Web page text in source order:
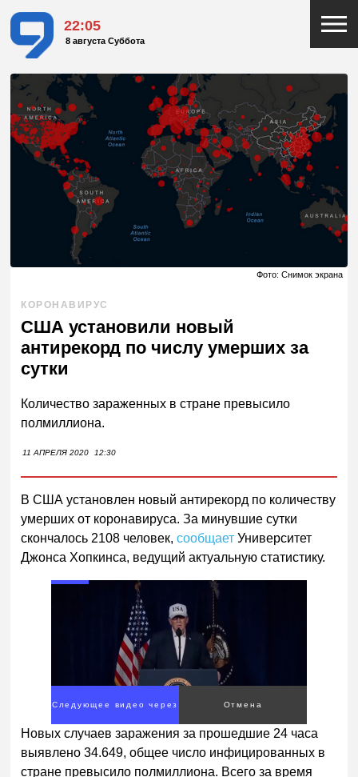
22:05
8 августа Суббота
Фото: Снимок экрана
КОРОНАВИРУС
США установили новый
антирекорд по числу умерших за
сутки
Количество зараженных в стране превысило
полмиллиона.
11 АПРЕЛЯ 2020 12:30
В США установлен новый антирекорд по количеству
умерших от коронавируса. За минувшие сутки
скончалось 2108 человек,сообщает Университет
Джонса Хопкинса, ведущий актуальную статистику.
Следующее видео через Отмена
Новых случаев заражения за прошедшие 24 часа
выявлено 34.649, общее число инфицированных в
стране превысило полмиллиона. Всего за время